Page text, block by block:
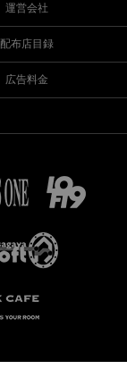
運営会社
配布店目録
広告料金